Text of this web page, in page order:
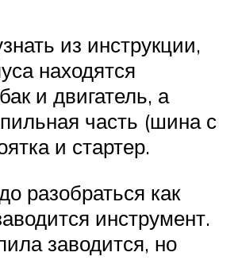
из инструкции,
находятся
и двигатель, а
часть (шина с
и стартер.
разобраться как
инструмент.
заводится, но